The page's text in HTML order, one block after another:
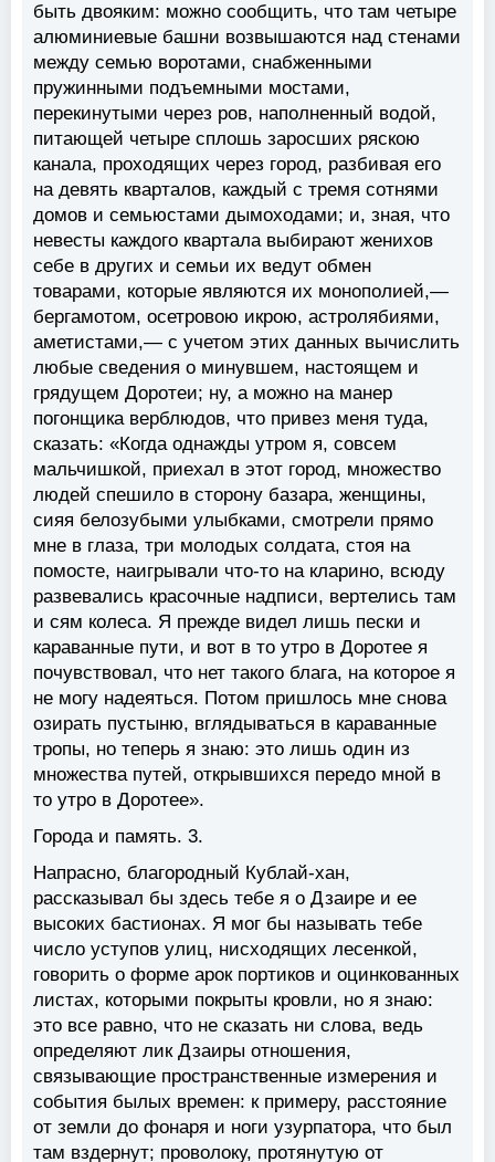
быть двояким: можно сообщить, что там четыре
алюминиевые башни возвышаются над стенами
между семью воротами, снабженными
пружинными подъемными мостами,
перекинутыми через ров, наполненный водой,
питающей четыре сплошь заросших ряскою
канала, проходящих через город, разбивая его
на девять кварталов, каждый с тремя сотнями
домов и семьюстами дымоходами; и, зная, что
невесты каждого квартала выбирают женихов
себе в других и семьи их ведут обмен
товарами, которые являются их монополией,—
бергамотом, осетровою икрою, астролябиями,
аметистами,— с учетом этих данных вычислить
любые сведения о минувшем, настоящем и
грядущем Доротеи; ну, а можно на манер
погонщика верблюдов, что привез меня туда,
сказать: «Когда однажды утром я, совсем
мальчишкой, приехал в этот город, множество
людей спешило в сторону базара, женщины,
сияя белозубыми улыбками, смотрели прямо
мне в глаза, три молодых солдата, стоя на
помосте, наигрывали что-то на кларино, всюду
развевались красочные надписи, вертелись там
и сям колеса. Я прежде видел лишь пески и
караванные пути, и вот в то утро в Доротее я
почувствовал, что нет такого блага, на которое я
не могу надеяться. Потом пришлось мне снова
озирать пустыню, вглядываться в караванные
тропы, но теперь я знаю: это лишь один из
множества путей, открывшихся передо мной в
то утро в Доротее».
Города и память. 3.
Напрасно, благородный Кублай-хан,
рассказывал бы здесь тебе я о Дзаире и ее
высоких бастионах. Я мог бы называть тебе
число уступов улиц, нисходящих лесенкой,
говорить о форме арок портиков и оцинкованных
листах, которыми покрыты кровли, но я знаю:
это все равно, что не сказать ни слова, ведь
определяют лик Дзаиры отношения,
связывающие пространственные измерения и
события былых времен: к примеру, расстояние
от земли до фонаря и ноги узурпатора, что был
там вздернут; проволоку, протянутую от